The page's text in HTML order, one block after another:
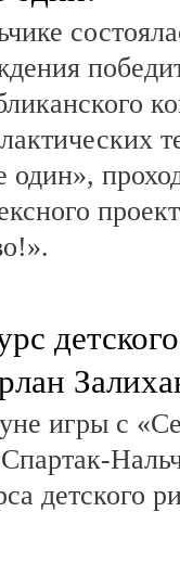
один»,
игры с
детского